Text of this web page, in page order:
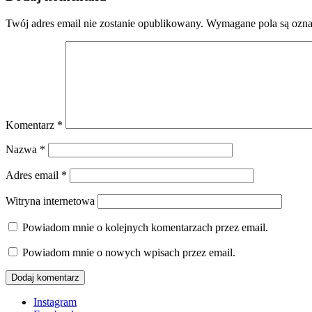
Twój adres email nie zostanie opublikowany. Wymagane pola są
Komentarz *
Nazwa *
Adres email *
Witryna internetowa
Powiadom mnie o kolejnych komentarzach przez email.
Powiadom mnie o nowych wpisach przez email.
Instagram